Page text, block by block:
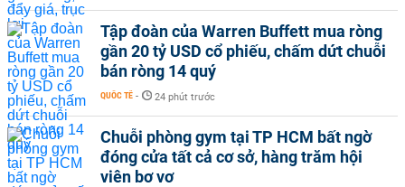
Tập đoàn của Warren Buffett mua ròng
gần 20 tỷ USD cổ phiếu, chấm dứt chuỗi
bán ròng 14 quý
QUỐC TẾ - 24 phút trước
Chuỗi phòng gym tại TP HCM bất ngờ
đóng cửa tất cả cơ sở, hàng trăm hội
viên bơ vơ